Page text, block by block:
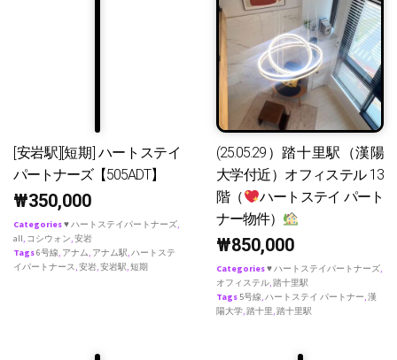
[安岩駅][短期] ハートステイ
パートナーズ【505ADT】
₩350,000
Categories♥ ハートステイパートナーズ
all コシウォン 安岩
Tags6号線 アナム アナム駅 ハートステ
イパートナース 安岩 安岩駅 短期
(25.05.29）踏十里駅（漢陽
大学付近）オフィステル 13
階（
ハートステイ パート
ナー物件）
₩850,000
Categories♥ ハートステイパートナーズ
オフィステル 踏十里駅
Tags 5号線 ハートステイ パートナー 漢
陽大学 踏十里 踏十里駅